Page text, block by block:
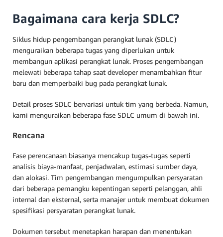
Bagaimana cara kerja SDLC?
Siklus hidup pengembangan perangkat lunak (SDLC)
menguraikan beberapa tugas yang diperlukan untuk
membangun aplikasi perangkat lunak. Proses pengembangan
melewati beberapa tahap saat developer menambahkan fitur
baru dan memperbaiki bug pada perangkat lunak.
Detail proses SDLC bervariasi untuk tim yang berbeda. Namun,
kami menguraikan beberapa fase SDLC umum di bawah ini.
Rencana
Fase perencanaan biasanya mencakup tugas-tugas seperti
analisis biaya-manfaat, penjadwalan, estimasi sumber daya,
dan alokasi. Tim pengembangan mengumpulkan persyaratan
dari beberapa pemangku kepentingan seperti pelanggan, ahli
internal dan eksternal, serta manajer untuk membuat dokumen
spesifikasi persyaratan perangkat lunak.
Dokumen tersebut menetapkan harapan dan menentukan